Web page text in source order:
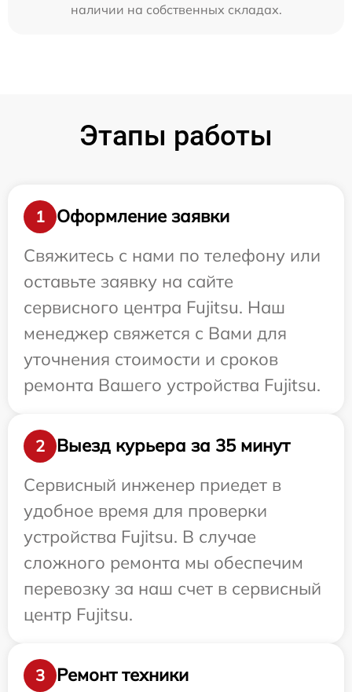
наличии на собственных складах.
Этапы работы
1
Оформление заявки
Свяжитесь с нами по телефону или
оставьте заявку на сайте
сервисного центра Fujitsu. Наш
менеджер свяжется с Вами для
уточнения стоимости и сроков
ремонта Вашего устройства Fujitsu.
2
Выезд курьера за 35 минут
Сервисный инженер приедет в
удобное время для проверки
устройства Fujitsu. В случае
сложного ремонта мы обеспечим
перевозку за наш счет в сервисный
центр Fujitsu.
3 Ремонт техники